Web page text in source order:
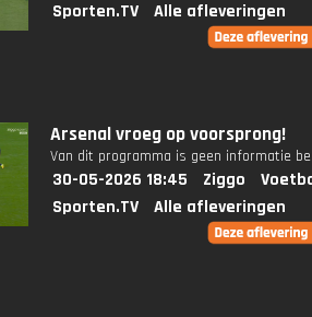
Sporten.TV
Alle afleveringen
Arsenal vroeg op voorsprong!
Van dit programma is geen informatie
30-05-2026 18:45 Ziggo
Sporten.TV
Alle afleveringen